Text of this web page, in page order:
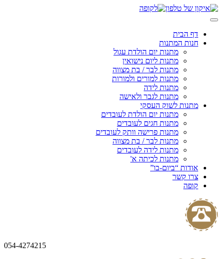
Skip
to
דף הבית
חנות המתנות
מתנות יום הולדת עגול
מתנות ליום נישואין
מתנות לבר / בת מצווה
מתנות למורים ולמורות
מתנות לידה
מתנות לגבר ולאישה
מתנות לשוק העסקי
מתנות יום הולדת לעובדים
מתנות חגים לעובדים
מתנות פרישה וותק לעובדים
מתנות לבר / בת מצווה
מתנות לידה לעובדים
מתנות לכיתה א'
אודות “ביום-בו”
צרו קשר
קופה
054-4274215